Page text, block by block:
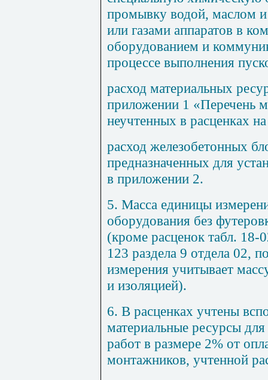
промывку водой, маслом
или газами аппаратов в
оборудованием и
процессе выполнения
расход материальных
приложении 1 «Перечень
неучтенных в расценках
расход железобетонных
предназначенных для
в приложении 2.
5. Масса единицы
оборудования без
(кроме расценок табл.
123 раздела 9 отдела 02,
измерения учитывает
и изоляцией).
6. В расценках учтены
материальные ресурсы
работ в размере 2% от
монтажников, учтенной